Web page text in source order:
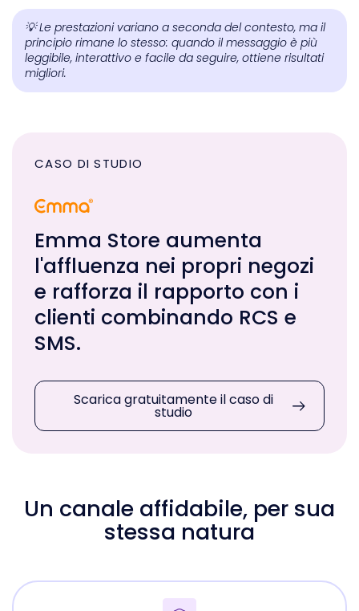
💡 Le prestazioni variano a seconda del contesto, ma il
principio rimane lo stesso: quando il messaggio è più
leggibile, interattivo e facile da seguire, ottiene risultati
migliori.
CASO DI STUDIO
Emma Store aumenta
l'affluenza nei propri negozi
e rafforza il rapporto con i
clienti combinando RCS e
SMS.
Scarica gratuitamente il caso di
studio
Un canale affidabile, per sua
stessa natura